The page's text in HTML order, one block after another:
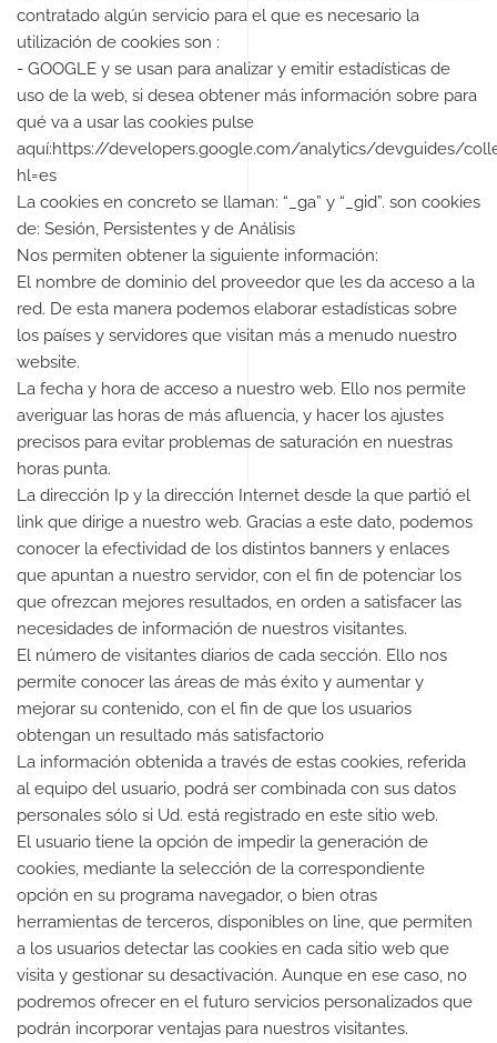
contratado algún servicio para el que es necesario la
utilización de cookies son :
- GOOGLE y se usan para analizar y emitir estadísticas de
uso de la web, si desea obtener más información sobre para
qué va a usar las cookies pulse
aquí:https://developers.google.com/analytics/devguides/
hl=es
La cookies en concreto se llaman: “_ga” y “_gid”. son cookies
de: Sesión, Persistentes y de Análisis
Nos permiten obtener la siguiente información:
El nombre de dominio del proveedor que les da acceso a la
red. De esta manera podemos elaborar estadísticas sobre
los países y servidores que visitan más a menudo nuestro
website.
La fecha y hora de acceso a nuestro web. Ello nos permite
averiguar las horas de más afluencia, y hacer los ajustes
precisos para evitar problemas de saturación en nuestras
horas punta.
La dirección Ip y la dirección Internet desde la que partió el
link que dirige a nuestro web. Gracias a este dato, podemos
conocer la efectividad de los distintos banners y enlaces
que apuntan a nuestro servidor, con el fin de potenciar los
que ofrezcan mejores resultados, en orden a satisfacer las
necesidades de información de nuestros visitantes.
El número de visitantes diarios de cada sección. Ello nos
permite conocer las áreas de más éxito y aumentar y
mejorar su contenido, con el fin de que los usuarios
obtengan un resultado más satisfactorio
La información obtenida a través de estas cookies, referida
al equipo del usuario, podrá ser combinada con sus datos
personales sólo si Ud. está registrado en este sitio web.
El usuario tiene la opción de impedir la generación de
cookies, mediante la selección de la correspondiente
opción en su programa navegador, o bien otras
herramientas de terceros, disponibles on line, que permiten
a los usuarios detectar las cookies en cada sitio web que
visita y gestionar su desactivación. Aunque en ese caso, no
podremos ofrecer en el futuro servicios personalizados que
podrán incorporar ventajas para nuestros visitantes.